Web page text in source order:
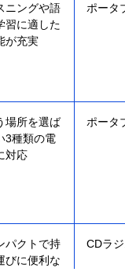
ニングや語
習に適した
が充実
ポータ
場所を選ば
3種類の電
対応
ポータ
パクトで持
びに便利な
CDラ